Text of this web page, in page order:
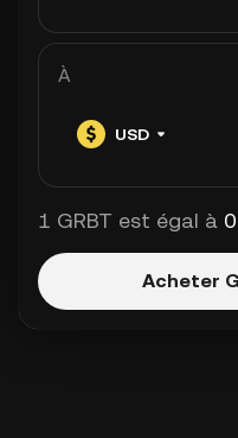
À
USD
1 GRBT est égal à
Acheter